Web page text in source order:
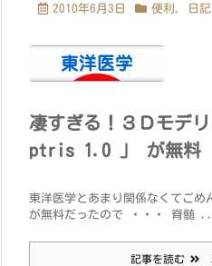
2010年6月3日 便利 , 日記
凄すぎる！３Ｄモデ
ptris 1.0 」 が無料
東洋医学とあまり関係なくてごめ
が無料だったので ・・・ 脊髄
記事を読む